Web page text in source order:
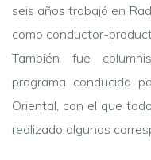
seis años trabajó en
como conductor-
También fue
programa conducido
Oriental, con el que
realizado algunas